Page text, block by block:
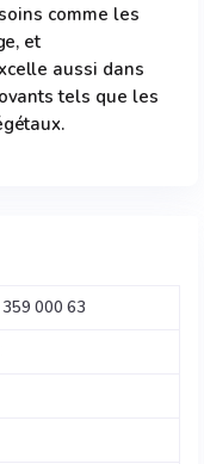
comme les
et
aussi dans
tels que les
000 63